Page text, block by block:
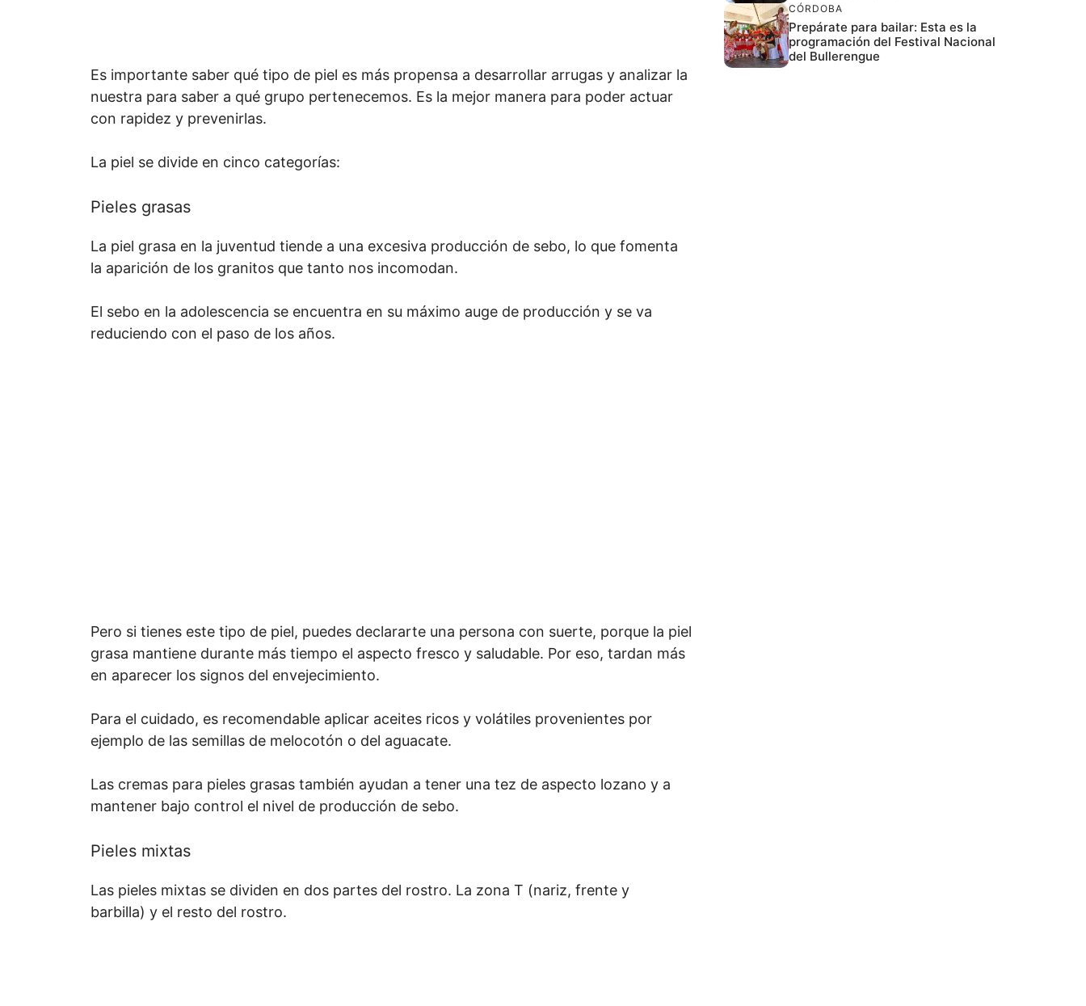
Es importante saber qué tipo de piel es más propensa a desarrollar arrugas y analizar la
nuestra para saber a qué grupo pertenecemos. Es la mejor manera para poder actuar
con rapidez y prevenirlas.
La piel se divide en cinco categorías:
Pieles grasas
La piel grasa en la juventud tiende a una excesiva producción de sebo, lo que fomenta
la aparición de los granitos que tanto nos incomodan.
El sebo en la adolescencia se encuentra en su máximo auge de producción y se va
reduciendo con el paso de los años.
Pero si tienes este tipo de piel, puedes declararte una persona con suerte, porque la piel
grasa mantiene durante más tiempo el aspecto fresco y saludable. Por eso, tardan más
en aparecer los signos del envejecimiento.
Para el cuidado, es recomendable aplicar aceites ricos y volátiles provenientes por
ejemplo de las semillas de melocotón o del aguacate.
Las cremas para pieles grasas también ayudan a tener una tez de aspecto lozano y a
mantener bajo control el nivel de producción de sebo.
Pieles mixtas
Las pieles mixtas se dividen en dos partes del rostro. La zona T (nariz, frente y
barbilla) y el resto del rostro.
CÓRDOBA
Prepárate para bailar: Esta es la
programación del Festival Nacional
del Bullerengue